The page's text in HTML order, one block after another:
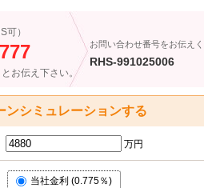
可）
とお伝え下さい。
お問い合わせ番号をお伝え
RHS-991025006
ンシミュレーションする
万円
当社金利 (0.775％)